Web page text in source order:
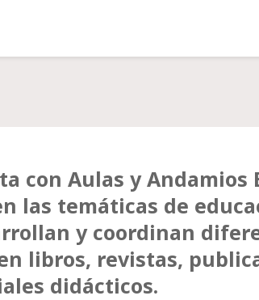
con Aulas y Andamios
las temáticas de
y coordinan
libros, revistas,
didácticos.